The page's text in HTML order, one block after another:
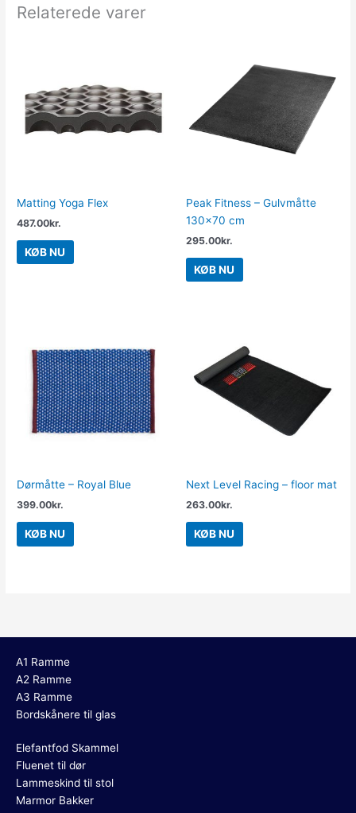
Relaterede varer
Matting Yoga Flex
487.00kr.
KØB NU
Peak Fitness – Gulvmåtte
130×70 cm
295.00kr.
KØB NU
Dørmåtte – Royal Blue
399.00kr.
KØB NU
Next Level Racing – floor mat
263.00kr.
KØB NU
A1 Ramme
A2 Ramme
A3 Ramme
Bordskånere til glas
Elefantfod Skammel
Fluenet til dør
Lammeskind til stol
Marmor Bakker